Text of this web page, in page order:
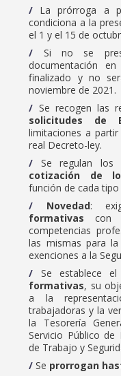
La prórroga a
condiciona a la
el 1 y el 15 de
Si no se
documentación
finalizado y no
noviembre de 2021.
Se recogen las
solicitudes de
limitaciones a
real Decreto-ley.
Se regulan los
cotización de
función de cada
Novedad:
formativas con
competencias
las mismas para
exenciones a la
Se establece el
formativas, su
a la
trabajadoras y la
la Tesorería
Servicio Público de
de Trabajo y
Se prorrogan